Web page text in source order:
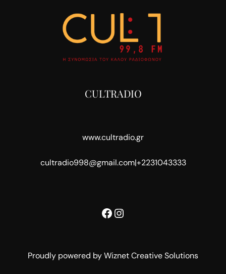
CULTRADIO
www.cultradio.gr
cultradio998@gmail.com|+2231043333
Facebook
Instagram
Proudly powered by Wiznet Creative Solutions